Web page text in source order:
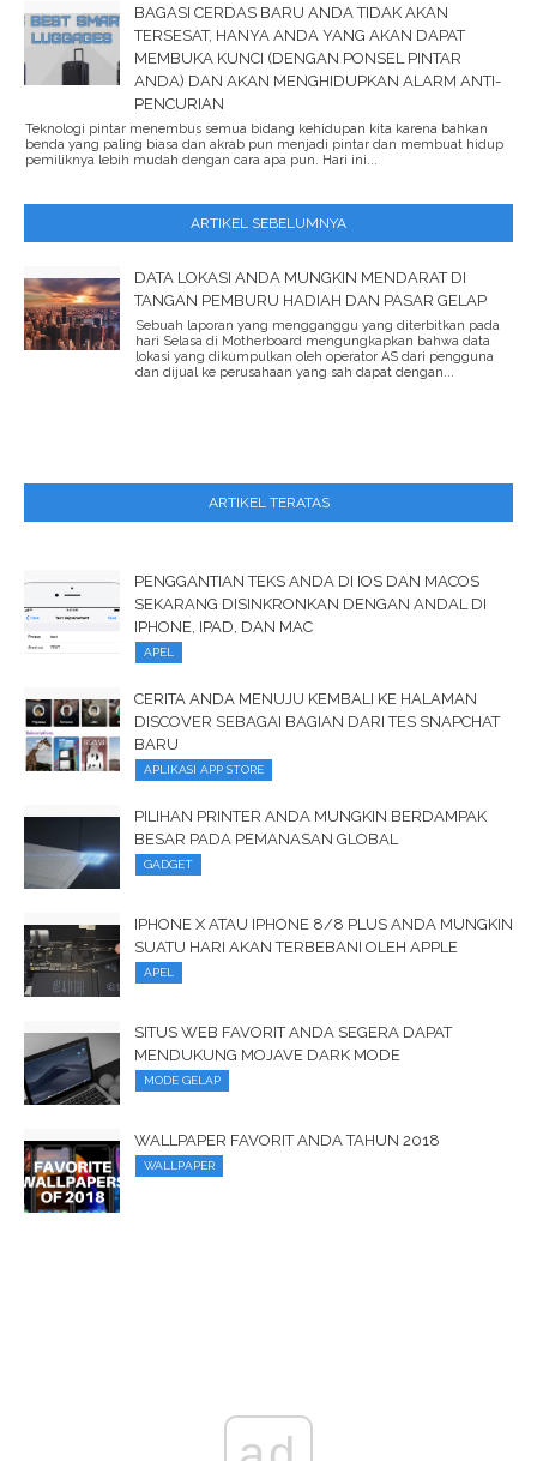
BAGASI CERDAS BARU ANDA TIDAK AKAN
TERSESAT, HANYA ANDA YANG AKAN DAPAT
MEMBUKA KUNCI (DENGAN PONSEL PINTAR
ANDA) DAN AKAN MENGHIDUPKAN ALARM ANTI-
PENCURIAN
Teknologi pintar menembus semua bidang kehidupan kita karena bahkan
benda yang paling biasa dan akrab pun menjadi pintar dan membuat hidup
pemiliknya lebih mudah dengan cara apa pun. Hari ini...
ARTIKEL SEBELUMNYA
DATA LOKASI ANDA MUNGKIN MENDARAT DI
TANGAN PEMBURU HADIAH DAN PASAR GELAP
Sebuah laporan yang mengganggu yang diterbitkan pada
hari Selasa di Motherboard mengungkapkan bahwa data
lokasi yang dikumpulkan oleh operator AS dari pengguna
dan dijual ke perusahaan yang sah dapat dengan...
ARTIKEL TERATAS
PENGGANTIAN TEKS ANDA DI IOS DAN MACOS
SEKARANG DISINKRONKAN DENGAN ANDAL DI
IPHONE, IPAD, DAN MAC
APEL
CERITA ANDA MENUJU KEMBALI KE HALAMAN
DISCOVER SEBAGAI BAGIAN DARI TES SNAPCHAT
BARU
APLIKASI APP STORE
PILIHAN PRINTER ANDA MUNGKIN BERDAMPAK
BESAR PADA PEMANASAN GLOBAL
GADGET
IPHONE X ATAU IPHONE 8/8 PLUS ANDA MUNGKIN
SUATU HARI AKAN TERBEBANI OLEH APPLE
APEL
SITUS WEB FAVORIT ANDA SEGERA DAPAT
MENDUKUNG MOJAVE DARK MODE
MODE GELAP
WALLPAPER FAVORIT ANDA TAHUN 2018
WALLPAPER